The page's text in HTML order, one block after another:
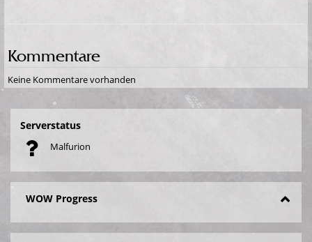
Kommentare
Keine Kommentare vorhanden
Serverstatus
Malfurion
WOW Progress